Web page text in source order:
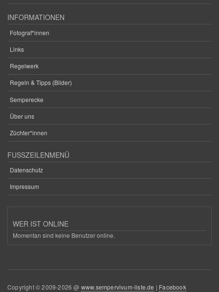
INFORMATIONEN
Fotograf*innen
Links
Regelwerk
Regeln & Tipps (Bilder)
Semperecke
Über uns
Züchter*innen
FUSSZEILENMENÜ
Datenschutz
Impressum
WER IST ONLINE
Momentan sind keine Benutzer online.
Copyright © 2009-2026 @ www.sempervivum-liste.de | Facebook